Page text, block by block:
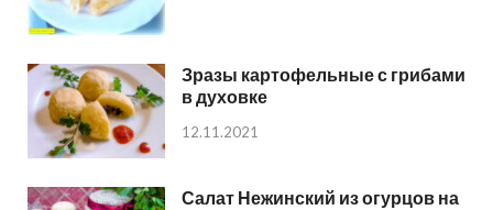
Зразы картофельные с грибами
в духовке
12.11.2021
Салат Нежинский из огурцов на